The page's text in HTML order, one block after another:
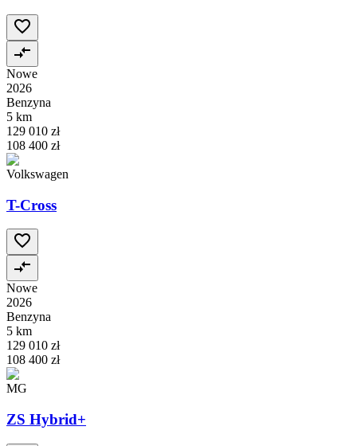
Nowe
2026
Benzyna
5 km
129 010 zł
108 400 zł
Volkswagen
T-Cross
Nowe
2026
Benzyna
5 km
129 010 zł
108 400 zł
MG
ZS Hybrid+